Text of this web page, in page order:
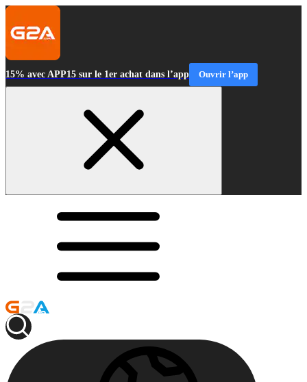
15% avec APP15 sur le 1er achat dans l’app Ouvrir l’app